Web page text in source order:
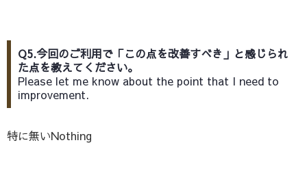
Q5.今回のご利用で「この点を改善すべき」と感じられ
た点を教えてください。
Please let me know about the point that I need to
improvement.
特に無いNothing